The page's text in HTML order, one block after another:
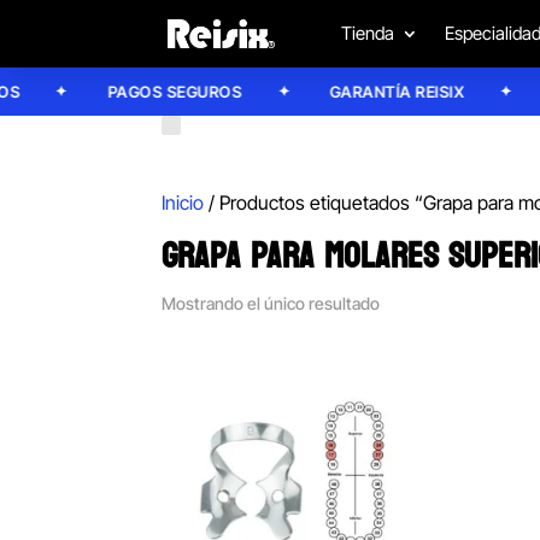
Tienda
PAGOS SEGUROS GARANTÍA REISIX
Inicio / Productos etiquetados “Grapa para
GRAPA PARA MOLARES
Mostrando el único resultado